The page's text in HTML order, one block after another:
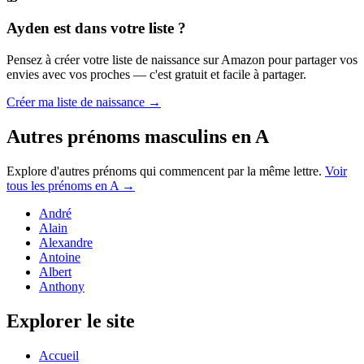
Ayden est dans votre liste ?
Pensez à créer votre liste de naissance sur Amazon pour partager vos
envies avec vos proches — c'est gratuit et facile à partager.
Créer ma liste de naissance →
Autres prénoms masculins en A
Explore d'autres prénoms qui commencent par la même lettre. Voir
tous les prénoms en A →
André
Alain
Alexandre
Antoine
Albert
Anthony
Explorer le site
Accueil